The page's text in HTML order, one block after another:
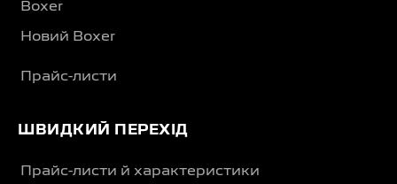
Boxer
Новий Boxer
Прайс-листи
ШВИДКИЙ ПЕРЕХІД
Прайс-листи й характеристики